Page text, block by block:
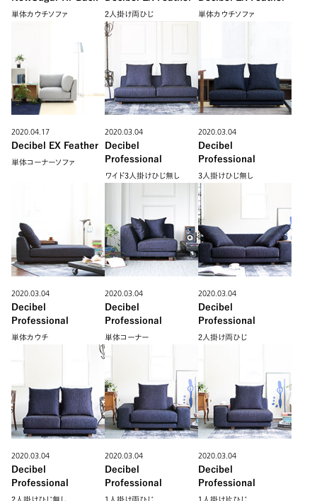
単体カウチソファ 2人掛け両ひじ 単体カウチソファ
2020.04.17
Decibel EX Feather
単体コーナーソファ
2020.03.04
Decibel
Professional
ワイド3人掛けひじ無し
2020.03.04
Decibel
Professional
3人掛けひじ無し
2020.03.04
Decibel
Professional
単体カウチ
2020.03.04
Decibel
Professional
単体コーナー
2020.03.04
Decibel
Professional
2人掛け両ひじ
2020.03.04
Decibel
Professional
2人掛けひじ無し
2020.03.04
Decibel
Professional
1人掛け両ひじ
2020.03.04
Decibel
Professional
1人掛け片ひじ